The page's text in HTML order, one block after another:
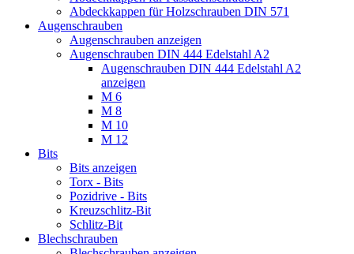
Abdeckkappen für Holzschrauben DIN 571
Augenschrauben
Augenschrauben anzeigen
Augenschrauben DIN 444 Edelstahl A2
Augenschrauben DIN 444 Edelstahl A2
anzeigen
M 6
M 8
M 10
M 12
Bits
Bits anzeigen
Torx - Bits
Pozidrive - Bits
Kreuzschlitz-Bit
Schlitz-Bit
Blechschrauben